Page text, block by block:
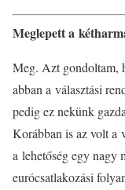
Meglepett a
Meg. Azt gondoltam,
abban a választási
pedig ez nekünk
Korábban is az volt a
a lehetőség egy nagy
eurócsatlakozási